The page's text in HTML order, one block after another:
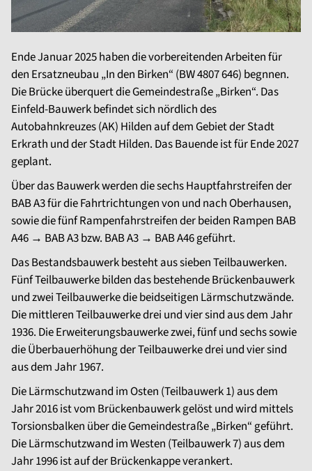
Ende Januar 2025 haben die vorbereitenden Arbeiten für
den Ersatzneubau „In den Birken“ (BW 4807 646) begnnen.
Die Brücke überquert die Gemeindestraße „Birken“. Das
Einfeld-Bauwerk befindet sich nördlich des
Autobahnkreuzes (AK) Hilden auf dem Gebiet der Stadt
Erkrath und der Stadt Hilden. Das Bauende ist für Ende 2027
geplant.
Über das Bauwerk werden die sechs Hauptfahrstreifen der
BAB A3 für die Fahrtrichtungen von und nach Oberhausen,
sowie die fünf Rampenfahrstreifen der beiden Rampen BAB
A46 → BAB A3 bzw. BAB A3 → BAB A46 geführt.
Das Bestandsbauwerk besteht aus sieben Teilbauwerken.
Fünf Teilbauwerke bilden das bestehende Brückenbauwerk
und zwei Teilbauwerke die beidseitigen Lärmschutzwände.
Die mittleren Teilbauwerke drei und vier sind aus dem Jahr
1936. Die Erweiterungsbauwerke zwei, fünf und sechs sowie
die Überbauerhöhung der Teilbauwerke drei und vier sind
aus dem Jahr 1967.
Die Lärmschutzwand im Osten (Teilbauwerk 1) aus dem
Jahr 2016 ist vom Brückenbauwerk gelöst und wird mittels
Torsionsbalken über die Gemeindestraße „Birken“ geführt.
Die Lärmschutzwand im Westen (Teilbauwerk 7) aus dem
Jahr 1996 ist auf der Brückenkappe verankert.